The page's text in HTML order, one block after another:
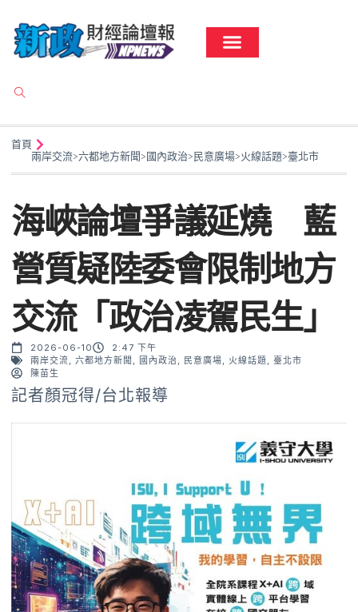
首頁
兩岸交流>六都地方新聞>國內政治>民意廣場>火線話題>臺北市
海峽論壇爭議延燒 藍
營質疑陸委會限制地方
交流「政治凌駕民生」
2026-06-10
2:47 下午
兩岸交流
六都地方新聞 國內政治 民意廣場 火線話題
臺北市
陳苗生
記者顏冠得/台北報導